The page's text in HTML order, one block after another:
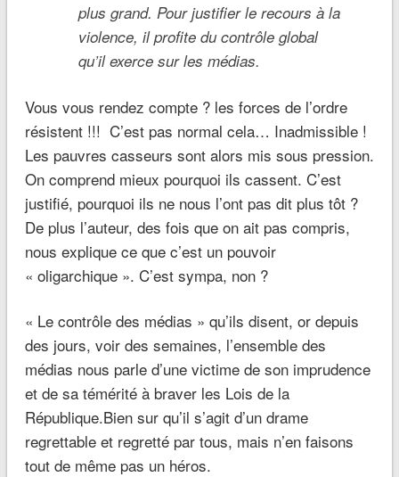
plus grand. Pour justifier le recours à la
violence, il profite du contrôle global
qu’il exerce sur les médias.
Vous vous rendez compte ? les forces de l’ordre
résistent !!! C’est pas normal cela… Inadmissible !
Les pauvres casseurs sont alors mis sous pression.
On comprend mieux pourquoi ils cassent. C’est
justifié, pourquoi ils ne nous l’ont pas dit plus tôt ?
De plus l’auteur, des fois que on ait pas compris,
nous explique ce que c’est un pouvoir
« oligarchique ». C’est sympa, non ?
« Le contrôle des médias » qu’ils disent, or depuis
des jours, voir des semaines, l’ensemble des
médias nous parle d’une victime de son imprudence
et de sa témérité à braver les Lois de la
République.Bien sur qu’il s’agit d’un drame
regrettable et regretté par tous, mais n’en faisons
tout de même pas un héros.